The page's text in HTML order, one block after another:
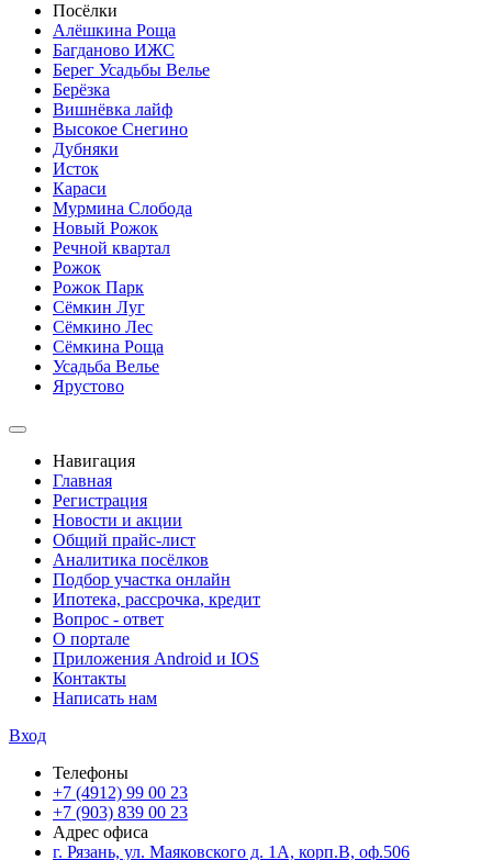
Посёлки
Алёшкина Роща
Багданово ИЖС
Берег Усадьбы Велье
Берёзка
Вишнёвка лайф
Высокое Снегино
Дубняки
Исток
Караси
Мурмина Слобода
Новый Рожок
Речной квартал
Рожок
Рожок Парк
Сёмкин Луг
Сёмкино Лес
Сёмкина Роща
Усадьба Велье
Ярустово
Навигация
Главная
Регистрация
Новости и акции
Общий прайс-лист
Аналитика посёлков
Подбор участка онлайн
Ипотека, рассрочка, кредит
Вопрос - ответ
О портале
Приложения Android и IOS
Контакты
Написать нам
Вход
Телефоны
+7 (4912) 99 00 23
+7 (903) 839 00 23
Адрес офиса
г. Рязань, ул. Маяковского д. 1А, корп.В, оф.506